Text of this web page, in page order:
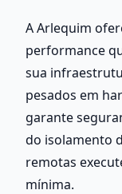
A Arlequim
performance
sua
pesados em
garante
do isolamento
remotas
mínima.